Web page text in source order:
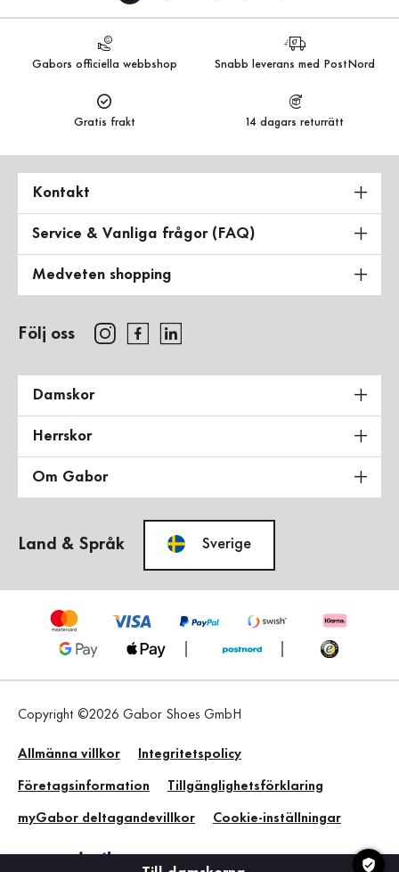
Gabors officiella webbshop Snabb leverans med PostNord
Gratis frakt 14 dagars returrätt
Kontakt
Service & Vanliga frågor (FAQ)
Medveten shopping
Följ oss
Damskor
Herrskor
Om Gabor
Land & Språk Sverige
Copyright ©2026 Gabor Shoes GmbH
Allmänna villkor Integritetspolicy
Företagsinformation Tillgänglighetsförklaring
myGabor deltagandevillkor Cookie-inställningar